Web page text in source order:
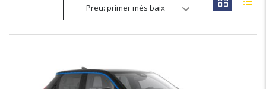
Preu: primer més baix